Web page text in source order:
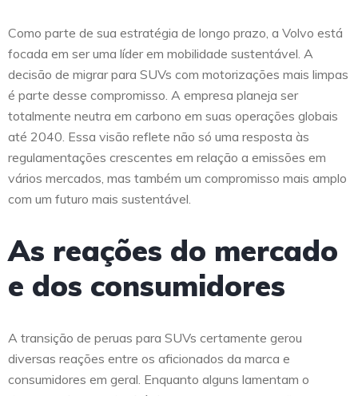
Como parte de sua estratégia de longo prazo, a Volvo está
focada em ser uma líder em mobilidade sustentável. A
decisão de migrar para SUVs com motorizações mais limpas
é parte desse compromisso. A empresa planeja ser
totalmente neutra em carbono em suas operações globais
até 2040. Essa visão reflete não só uma resposta às
regulamentações crescentes em relação a emissões em
vários mercados, mas também um compromisso mais amplo
com um futuro mais sustentável.
As reações do mercado
e dos consumidores
A transição de peruas para SUVs certamente gerou
diversas reações entre os aficionados da marca e
consumidores em geral. Enquanto alguns lamentam o